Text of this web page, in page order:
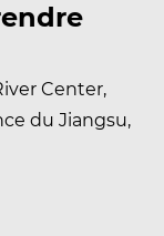
Center,
du Jiangsu,